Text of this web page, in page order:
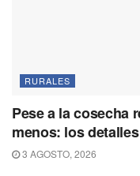
RURALES
Pese a la cosecha
menos: los
3 AGOSTO, 2026